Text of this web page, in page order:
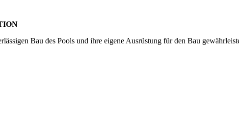
Bau des Pools und ihre eigene Ausrüstung für den Bau